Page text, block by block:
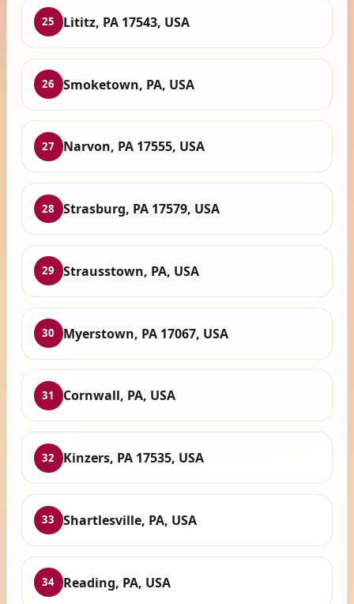
25 Lititz, PA 17543, USA
26 Smoketown, PA, USA
27 Narvon, PA 17555, USA
28 Strasburg, PA 17579, USA
29 Strausstown, PA, USA
30 Myerstown, PA 17067, USA
31 Cornwall, PA, USA
32 Kinzers, PA 17535, USA
33 Shartlesville, PA, USA
34 Reading, PA, USA